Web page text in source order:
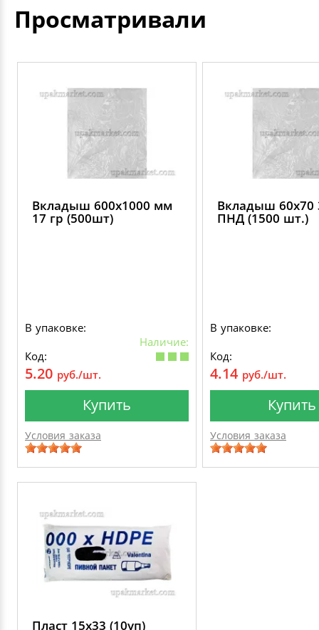
Просматривали
Вкладыш 600х1000 мм
17 гр (500шт)
В упаковке:
Наличие:
Код:
5.20 руб./шт.
Купить
Условия заказа
Вкладыш 60х70
ПНД (1500 шт.)
В упаковке:
Код:
4.14 руб./шт.
Купить
Условия заказа
Пласт 15х33 (10уп)